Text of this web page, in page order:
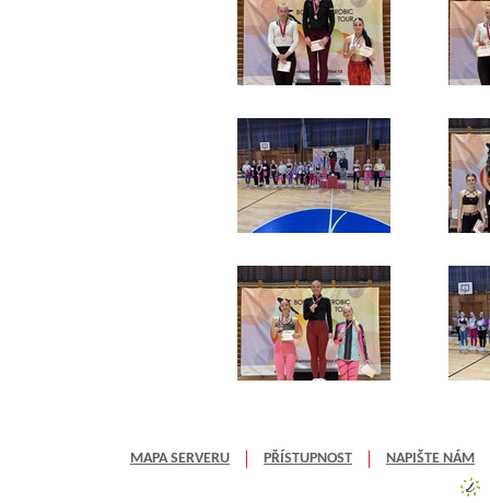
MAPA SERVERU PŘÍSTUPNOST NAPIŠTE NÁM